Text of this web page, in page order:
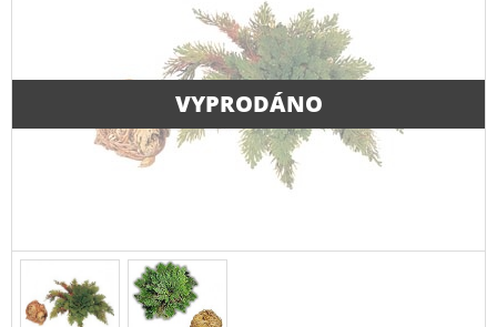
VYPRODÁNO